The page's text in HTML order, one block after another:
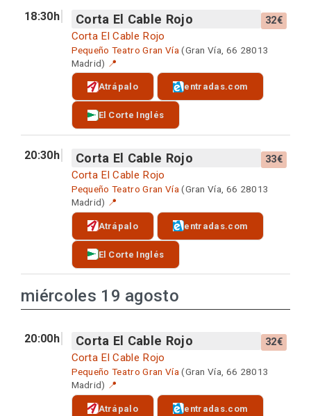
18:30h Corta El Cable Rojo 32€
Corta El Cable Rojo
Pequeño Teatro Gran Vía (Gran Vía, 66 28013
Madrid) 📍
Atrápalo entradas.com
El Corte Inglés
20:30h Corta El Cable Rojo 33€
Corta El Cable Rojo
Pequeño Teatro Gran Vía (Gran Vía, 66 28013
Madrid) 📍
Atrápalo entradas.com
El Corte Inglés
miércoles 19 agosto
20:00h Corta El Cable Rojo 32€
Corta El Cable Rojo
Pequeño Teatro Gran Vía(Gran Vía, 66 28013
Madrid) 📍
Atrápalo entradas.com